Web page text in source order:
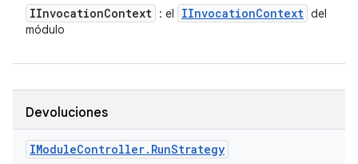
IInvocationContext : el IInvocationContext del
módulo
Devoluciones
IModuleController. RunStrategy